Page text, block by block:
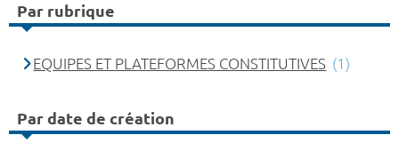
Par rubrique
EQUIPES ET PLATEFORMES CONSTITUTIVES (1)
Par date de création